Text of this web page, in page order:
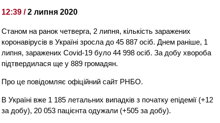
12:39 /2 липня 2020
Станом на ранок четверга, 2 липня, кількість заражених
коронавірусів в Україні зросла до 45 887 осіб. Днем раніше, 1
липня, заражених Covid-19 було 44 998 осіб. За добу хвороба
підтвердилася ще у 889 громадян.
Про це повідомляє офіційний сайт РНБО.
В Україні вже 1 185 летальних випадків з початку епідемії (+12
за добу), 20 053 пацієнта одужали (+505 за добу).